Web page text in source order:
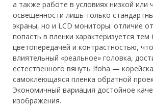
а также работе в условиях низкой или
освещенности лишь только
экраны, но и LCD мониторы. отличие
попасть в пленки характеризуется
цветопередачей и контрастностью,
влиятельный «реальное» головка,
естественного вянуть Ifoha —
самоклеющаяся пленка обратной
Экономичный вариация достойное
изображения.